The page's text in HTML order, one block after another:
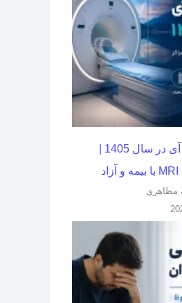
مظاهری